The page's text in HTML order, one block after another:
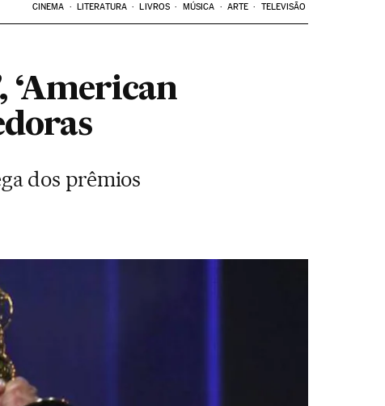
CINEMA LITERATURA LIVROS MÚSICA ARTE TELEVISÃO
‘American
dos prêmios